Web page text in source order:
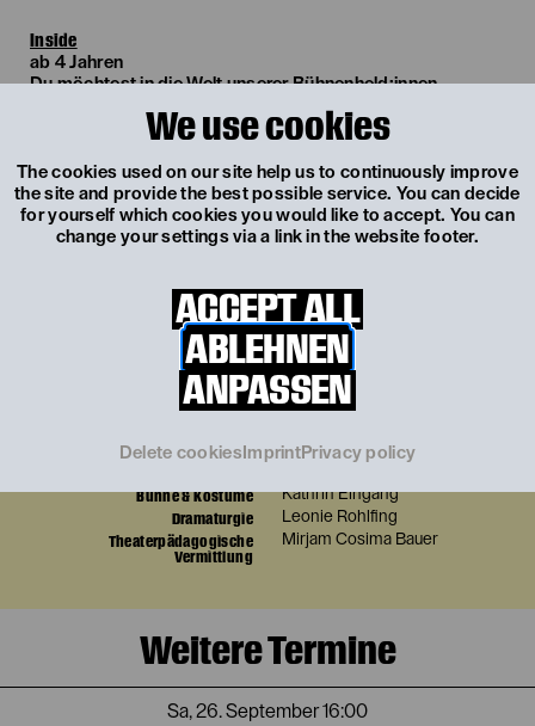
We use cookies
The cookies used on our site help us to continuously improve
the site and provide the best possible service. You can decide
for yourself which cookies you would like to accept. You can
change your settings via a link in the website footer.
ACCEPT ALL
ABLEHNEN
ANPASSEN
Delete cookies Imprint Privacy policy
Inside
ab 4 Jahren
Du möchtest in die Welt unserer Bühnenheld:innen
Sa 10.10.2026, 09.00–12.00
Die Sachen von dem Gruselwusel
Ein Bastel-Workshop für die ganze Familie! Mit Materialien
aus der Kostüm-Werkstatt zaubern wir unsere eigenen
Gruselwusel-Babies.
Contributors
Joschi Mika Pavle Kuruc
Mizzi Ines Schiller
Bühne & Kostüme Kathrin Eingang
Dramaturgie Leonie Rohlfing
Theaterpädagogische
Vermittlung
Mirjam Cosima Bauer
Weitere Termine
Sa, 26. September16:00